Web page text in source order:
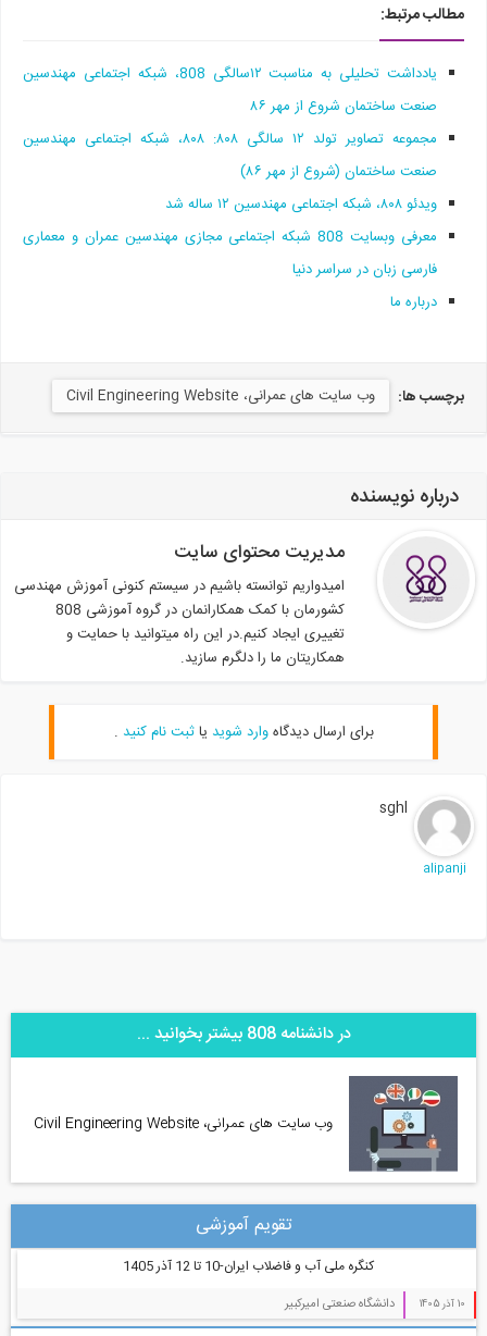
مطالب مرتبط:
یادداشت تحلیلی به مناسبت ۱۲سالگی 808، شبکه اجتماعی مهندسین
صنعت ساختمان شروع از مهر ۸۶
مجموعه تصاویر تولد ۱۲ سالگی ۸۰۸: ۸۰۸، شبکه اجتماعی مهندسین
صنعت ساختمان (شروع از مهر ۸۶)
ویدئو ۸۰۸، شبکه اجتماعی مهندسین ۱۲ ساله شد
معرفی وبسایت 808 شبکه اجتماعی مجازی مهندسین عمران و معماری
فارسی زبان در سراسر دنیا
درباره‌ ما
برچسب ها: وب سایت های عمرانی، Civil Engineering Website
درباره نویسنده
مدیریت محتوای سایت
امیدواریم توانسته باشیم در سیستم کنونی آموزش مهندسی
کشورمان با کمک همکارانمان در گروه آموزشی 808
تغییری ایجاد کنیم.در این راه میتوانید با حمایت و
همکاریتان ما را دلگرم سازید.
برای ارسال دیدگاهوارد شویدیاثبت نام کنید.
sghl
alipanji
در دانشنامه 808 بیشتر بخوانید ...
وب سایت های عمرانی، Civil Engineering Website
تقویم آموزشی
کنگره ملی آب و فاضلاب ایران-10 تا 12 آذر 1405
دانشگاه صنعتی امیرکبیر